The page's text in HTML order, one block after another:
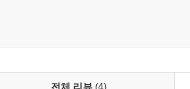
전체 리뷰 (4)